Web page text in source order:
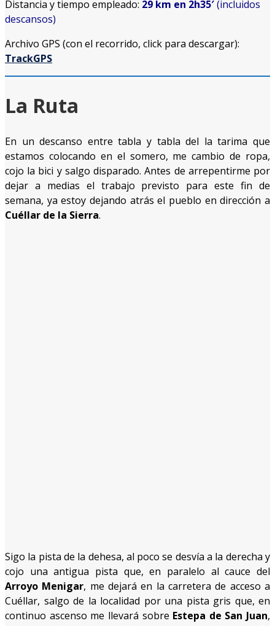
Distancia y tiempo empleado: 29 km en 2h35′(incluidos
descansos)
Archivo GPS (con el recorrido, click para descargar):
TrackGPS
La Ruta
En un descanso entre tabla y tabla del la tarima que
estamos colocando en el somero, me cambio de ropa,
cojo la bici y salgo disparado. Antes de arrepentirme por
dejar a medias el trabajo previsto para este fin de
semana, ya estoy dejando atrás el pueblo en dirección a
Cuéllar de la Sierra.
Sigo la pista de la dehesa, al poco se desvía a la derecha y
cojo una antigua pista que, en paralelo al cauce del
Arroyo Menigar, me dejará en la carretera de acceso a
Cuéllar, salgo de la localidad por una pista gris que, en
continuo ascenso me llevará sobre Estepa de San Juan,